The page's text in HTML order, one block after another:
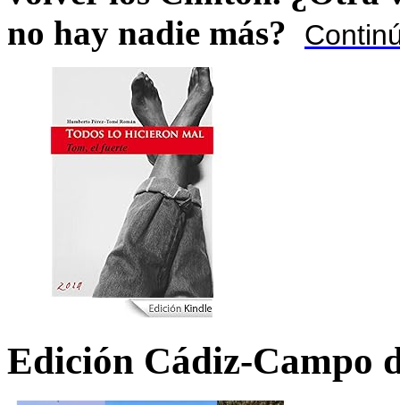
no hay nadie más?
Edición Cádiz-Campo